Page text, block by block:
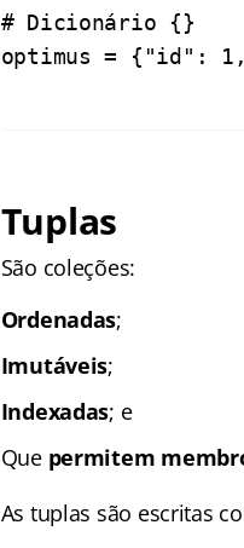
# Dicionário {}
optimus = {"id": 1,
Tuplas
São coleções:
Ordenadas;
Imutáveis;
Indexadas; e
Que permitem
As tuplas são escritas